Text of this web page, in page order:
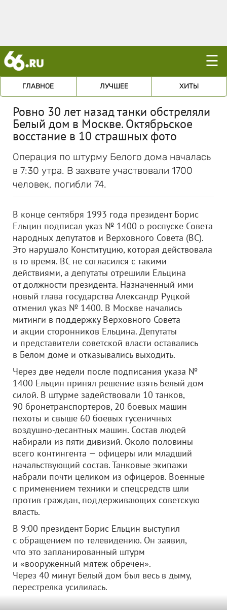
☰
ГЛАВНОЕ ЛУЧШЕЕ ХИТЫ
Ровно 30 лет назад танки обстреляли
Белый дом в Москве. Октябрьское
восстание в 10 страшных фото
Операция по штурму Белого дома началась
в 7:30 утра. В захвате участвовали 1700
человек, погибли 74.
В конце сентября 1993 года президент Борис
Ельцин подписал указ № 1400 о роспуске Совета
народных депутатов и Верховного Совета (ВС).
Это нарушало Конституцию, которая действовала
в то время. ВС не согласился с такими
действиями, а депутаты отрешили Ельцина
от должности президента. Назначенный ими
новый глава государства Александр Руцкой
отменил указ № 1400. В Москве начались
митинги в поддержку Верховного Совета
и акции сторонников Ельцина. Депутаты
и представители советской власти оставались
в Белом доме и отказывались выходить.
Через две недели после подписания указа №
1400 Ельцин принял решение взять Белый дом
силой. В штурме задействовали 10 танков,
90 бронетранспортеров, 20 боевых машин
пехоты и свыше 60 боевых гусеничных
воздушно-десантных машин. Состав людей
набирали из пяти дивизий. Около половины
всего контингента — офицеры или младший
начальствующий состав. Танковые экипажи
набрали почти целиком из офицеров. Военные
с применением техники и спецсредств шли
против граждан, поддерживающих советскую
власть.
В 9:00 президент Борис Ельцин выступил
с обращением по телевидению. Он заявил,
что это запланированный штурм
и «вооруженный мятеж обречен».
Через 40 минут Белый дом был весь в дыму,
перестрелка усилилась.